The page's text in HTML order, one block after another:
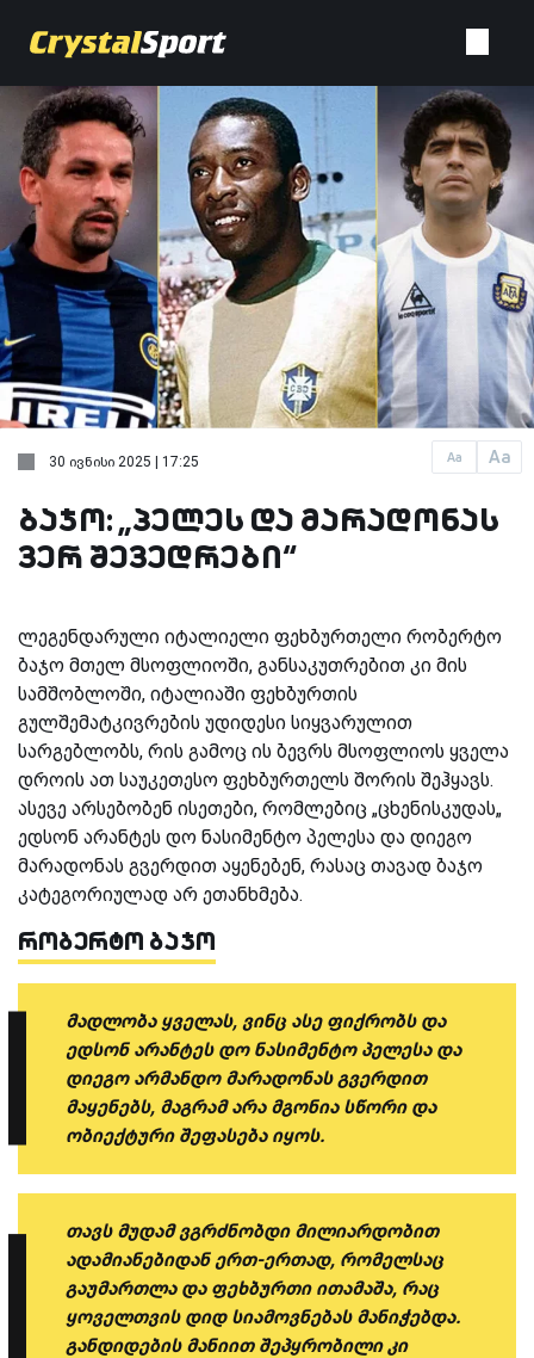
Aa Aa
30 ივნისი 2025 | 17:25
ბაჯო: „პელეს და მარადონას
ვერ შევედრები“
ლეგენდარული იტალიელი ფეხბურთელი რობერტო
ბაჯო მთელ მსოფლიოში, განსაკუთრებით კი მის
სამშობლოში, იტალიაში ფეხბურთის
გულშემატკივრების უდიდესი სიყვარულით
სარგებლობს, რის გამოც ის ბევრს მსოფლიოს ყველა
დროის ათ საუკეთესო ფეხბურთელს შორის შეჰყავს.
ასევე არსებობენ ისეთები, რომლებიც „ცხენისკუდას„
ედსონ არანტეს დო ნასიმენტო პელესა და დიეგო
მარადონას გვერდით აყენებენ, რასაც თავად ბაჯო
კატეგორიულად არ ეთანხმება.
რობერტო ბაჯო
მადლობა ყველას, ვინც ასე ფიქრობს და
ედსონ არანტეს დო ნასიმენტო პელესა და
დიეგო არმანდო მარადონას გვერდით
მაყენებს, მაგრამ არა მგონია სწორი და
ობიექტური შეფასება იყოს.
თავს მუდამ ვგრძნობდი მილიარდობით
ადამიანებიდან ერთ-ერთად, რომელსაც
გაუმართლა და ფეხბურთი ითამაშა, რაც
ყოველთვის დიდ სიამოვნებას მანიჭებდა.
განდიდების მანიით შეპყრობილი კი